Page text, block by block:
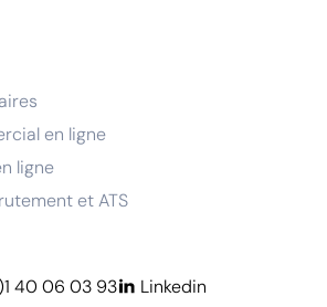
en ligne
ligne
et ATS
40 06 03 93 Linkedin